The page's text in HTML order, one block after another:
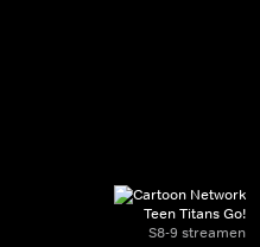
Teen Titans Go!
S8-9 streamen